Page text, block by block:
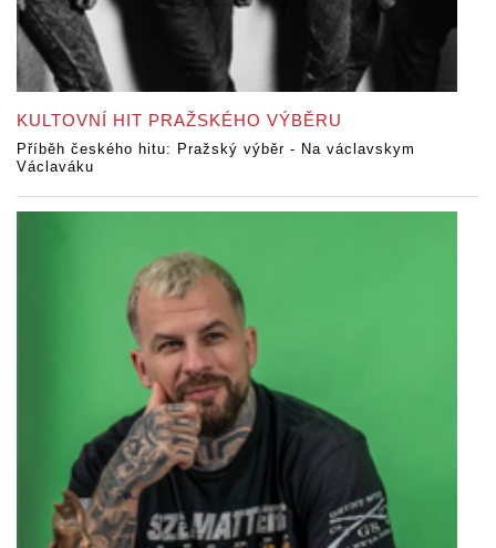
KULTOVNÍ HIT PRAŽSKÉHO VÝBĚRU
Příběh českého hitu: Pražský výběr - Na václavskym
Václaváku